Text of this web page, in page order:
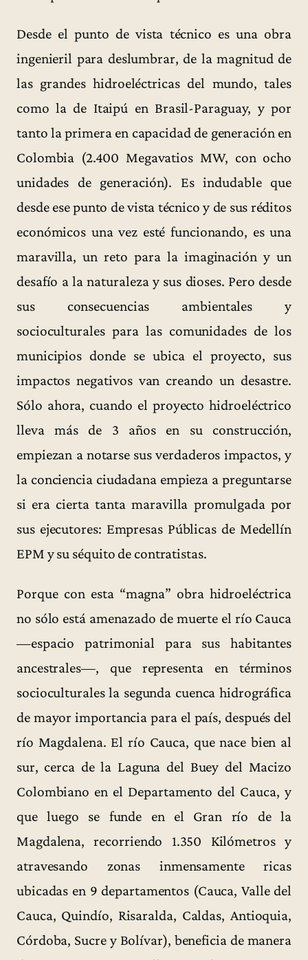
Desde el punto de vista técnico es una obra
ingenieril para deslumbrar, de la magnitud de
las grandes hidroeléctricas del mundo, tales
como la de Itaipú en Brasil-Paraguay, y por
tanto la primera en capacidad de generación en
Colombia (2.400 Megavatios MW, con ocho
unidades de generación). Es indudable que
desde ese punto de vista técnico y de sus réditos
económicos una vez esté funcionando, es una
maravilla, un reto para la imaginación y un
desafío a la naturaleza y sus dioses. Pero desde
sus consecuencias ambientales y
socioculturales para las comunidades de los
municipios donde se ubica el proyecto, sus
impactos negativos van creando un desastre.
Sólo ahora, cuando el proyecto hidroeléctrico
lleva más de 3 años en su construcción,
empiezan a notarse sus verdaderos impactos, y
la conciencia ciudadana empieza a preguntarse
si era cierta tanta maravilla promulgada por
sus ejecutores: Empresas Públicas de Medellín
EPM y su séquito de contratistas.
Porque con esta “magna” obra hidroeléctrica
no sólo está amenazado de muerte el río Cauca
—espacio patrimonial para sus habitantes
ancestrales—, que representa en términos
socioculturales la segunda cuenca hidrográfica
de mayor importancia para el país, después del
río Magdalena. El río Cauca, que nace bien al
sur, cerca de la Laguna del Buey del Macizo
Colombiano en el Departamento del Cauca, y
que luego se funde en el Gran río de la
Magdalena, recorriendo 1.350 Kilómetros y
atravesando zonas inmensamente ricas
ubicadas en 9 departamentos (Cauca, Valle del
Cauca, Quindío, Risaralda, Caldas, Antioquia,
Córdoba, Sucre y Bolívar), beneficia de manera